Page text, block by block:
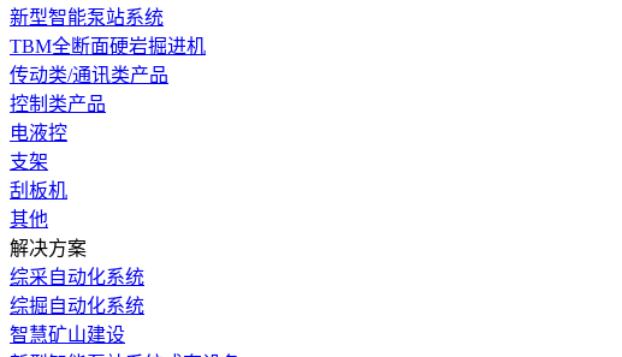
新型智能泵站系统
TBM全断面硬岩掘进机
传动类/通讯类产品
控制类产品
电液控
支架
刮板机
其他
解决方案
综采自动化系统
综掘自动化系统
智慧矿山建设